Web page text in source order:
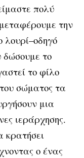
πολύ
την
λουρί–οδηγό
το
το φίλο
σώματος τα
μια
ιεράρχησης.
κρατήσει
ο ένας